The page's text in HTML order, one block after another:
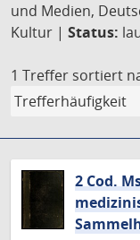
und Medien,
Kultur | Status:
1 Treffer sortiert
2 Cod.